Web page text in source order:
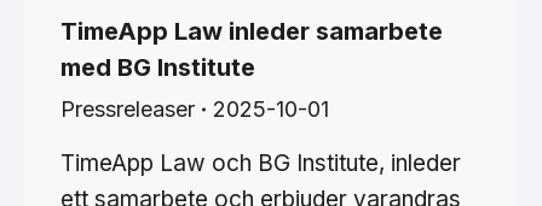
TimeApp Law inleder samarbete
med BG Institute
Pressreleaser 2025-10-01
TimeApp Law och BG Institute, inleder
ett samarbete och erbjuder varandras